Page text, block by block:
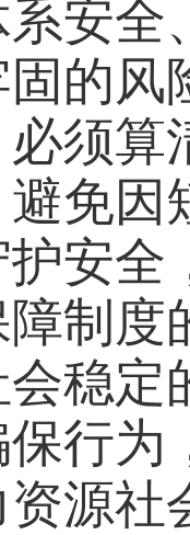
安全
的风
须算
免因
安全
制度
稳定
行为
源社